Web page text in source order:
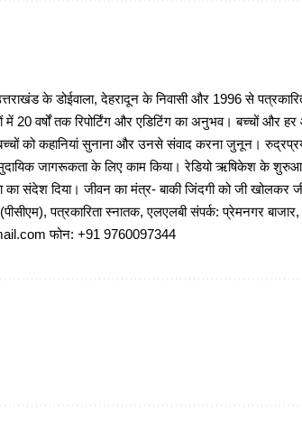
के डोईवाला, देहरादून के निवासी और 1996 से
में 20 वर्षों तक रिपोर्टिंग और एडिटिंग का अनुभव। बच्चों और
को कहानियां सुनाना और उनसे संवाद करना जुनून।
जागरूकता के लिए काम किया। रेडियो ऋषिकेश के
संदेश दिया। जीवन का मंत्र- बाकी जिंदगी को जी खोलकर
पत्रकारिता स्नातक, एलएलबी संपर्क: प्रेमनगर बाजार,
फोन: +91 9760097344